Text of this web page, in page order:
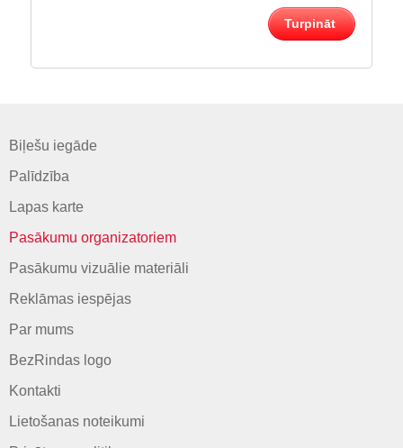
Turpināt
Biļešu iegāde
Palīdzība
Lapas karte
Pasākumu organizatoriem
Pasākumu vizuālie materiāli
Reklāmas iespējas
Par mums
BezRindas logo
Kontakti
Lietošanas noteikumi